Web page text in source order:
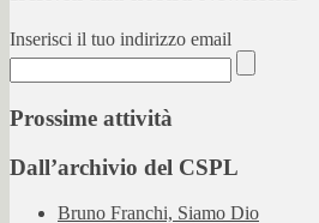
Inserisci il tuo indirizzo email
Prossime attività
Dall’archivio del CSPL
Bruno Franchi, Siamo Dio